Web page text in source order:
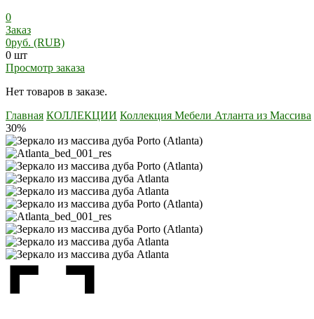
0
Заказ
0руб. (RUB)
0 шт
Просмотр заказа
Нет товаров в заказе.
Главная КОЛЛЕКЦИИ Коллекция Мебели Атланта из Массива
30%